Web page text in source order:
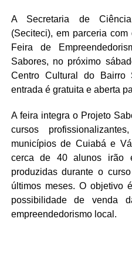
A Secretaria de
(Seciteci), em parceria
Feira de
Sabores, no próximo
Centro Cultural do
entrada é gratuita e aberta
A feira integra o Projeto
cursos
municípios de Cuiabá e
cerca de 40 alunos irão
produzidas durante o
últimos meses. O objetivo
possibilidade de venda
empreendedorismo local.